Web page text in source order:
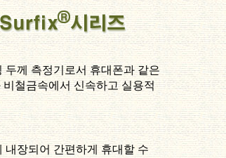
두께 측정기로서 휴대폰과 같은
철금속에서 신속하고 실용적
내장되어 간편하게 휴대할 수